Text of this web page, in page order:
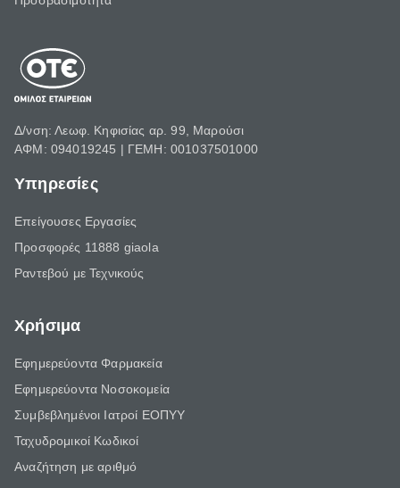
Δ/νση: Λεωφ. Κηφισίας αρ. 99, Μαρούσι
ΑΦΜ: 094019245 | ΓΕΜΗ: 001037501000
Υπηρεσίες
Επείγουσες Εργασίες
Προσφορές 11888 giaola
Ραντεβού με Τεχνικούς
Χρήσιμα
Εφημερεύοντα Φαρμακεία
Εφημερεύοντα Νοσοκομεία
Συμβεβλημένοι Ιατροί ΕΟΠΥΥ
Ταχυδρομικοί Κωδικοί
Αναζήτηση με αριθμό